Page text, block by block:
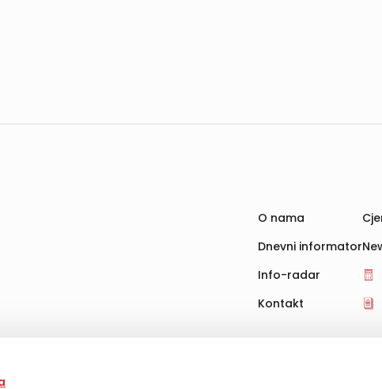
za pohranu, čitanje i obradu informacija na vašem
O nama
Dnevni informator
Info-radar
Kontakt